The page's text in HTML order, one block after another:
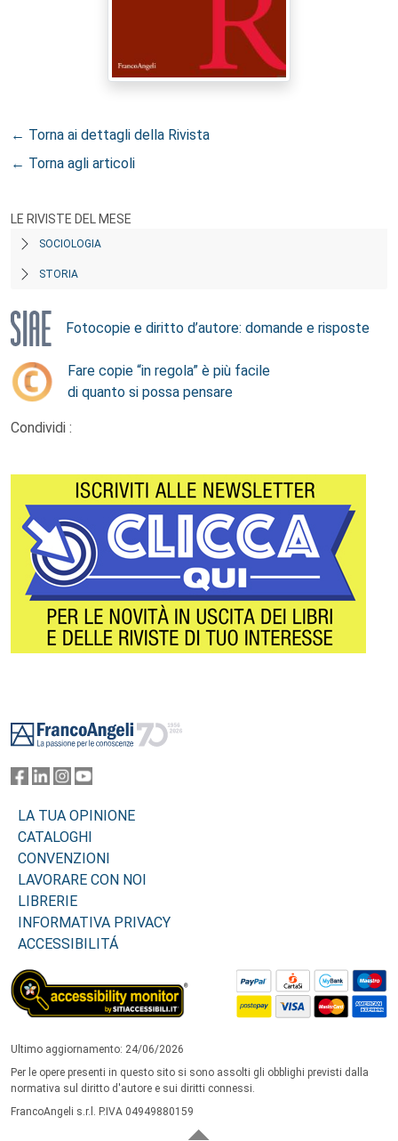
← Torna ai dettagli della Rivista
← Torna agli articoli
LE RIVISTE DEL MESE
SOCIOLOGIA
STORIA
Fotocopie e diritto d’autore: domande e risposte
Fare copie “in regola” è più facile
di quanto si possa pensare
Condividi :
LA TUA OPINIONE
CATALOGHI
CONVENZIONI
LAVORARE CON NOI
LIBRERIE
INFORMATIVA PRIVACY
ACCESSIBILITÁ
Ultimo aggiornamento: 24/06/2026
Per le opere presenti in questo sito si sono assolti gli obblighi previsti dalla
normativa sul diritto d'autore e sui diritti connessi.
FrancoAngeli s.r.l. P.IVA 04949880159